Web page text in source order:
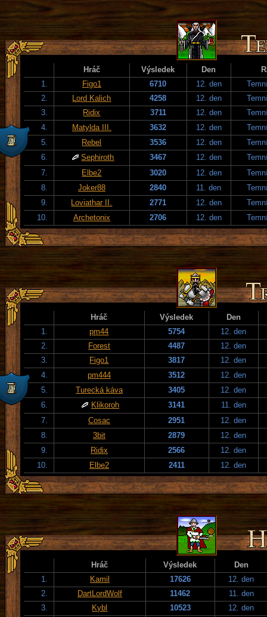
Hráč Výsledek Den
1.
Figo1 6710 12. den
2.
Lord Kalich 4258 12. den
3.
Ridix 3711 12. den
4.
Matylda III. 3632 12. den
5.
Rebel 3536 12. den
6.
Sephiroth 3467 12. den
7.
Elbe2 3020 12. den
8.
Joker88 2840 11. den
9.
Loviathar II. 2771 12. den
10.
Archetonix 2706 12. den
Hráč Výsledek
Den
1.
pm44 5754
12. den
2.
Forest 4487
12. den
3.
Figo1 3817
12. den
4.
pm444 3512
12. den
5.
Turecká káva 3405
12. den
6.
Klikoroh 3141
11. den
7.
Cosac 2951
12. den
8.
3bit 2879
12. den
9.
Ridix 2566
12. den
10.
Elbe2 2411 12. den
Hráč Výsledek
Den
1.
Kamil 17626
12. den
2.
DartLordWolf 11462
11. den
3.
Kybl 10523
12. den